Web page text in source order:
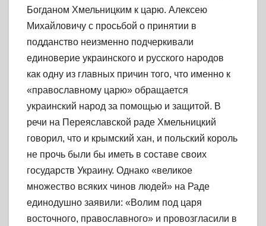
Богданом Хмельницким к царю. Алексею
Михайловичу с просьбой о принятии в
подданство неизменно подчеркивали
единоверие украинского и русского народов
как одну из главных причин того, что именно к
«православному царю» обращается
украинский народ за помощью и защитой. В
речи на Переяславской раде Хмельницкий
говорил, что и крымский хан, и польский король
не прочь были бы иметь в составе своих
государств Украину. Однако «великое
множество всяких чинов людей» на Раде
единодушно заявили: «Волим под царя
восточного, православного» и провозгласили в